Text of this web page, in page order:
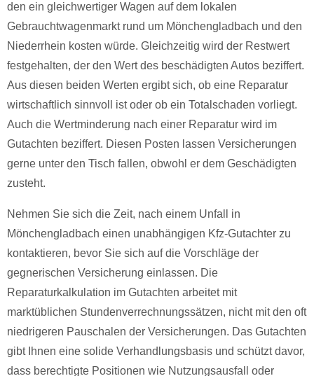
den ein gleichwertiger Wagen auf dem lokalen
Gebrauchtwagenmarkt rund um Mönchengladbach und den
Niederrhein kosten würde. Gleichzeitig wird der Restwert
festgehalten, der den Wert des beschädigten Autos beziffert.
Aus diesen beiden Werten ergibt sich, ob eine Reparatur
wirtschaftlich sinnvoll ist oder ob ein Totalschaden vorliegt.
Auch die Wertminderung nach einer Reparatur wird im
Gutachten beziffert. Diesen Posten lassen Versicherungen
gerne unter den Tisch fallen, obwohl er dem Geschädigten
zusteht.
Nehmen Sie sich die Zeit, nach einem Unfall in
Mönchengladbach einen unabhängigen Kfz-Gutachter zu
kontaktieren, bevor Sie sich auf die Vorschläge der
gegnerischen Versicherung einlassen. Die
Reparaturkalkulation im Gutachten arbeitet mit
marktüblichen Stundenverrechnungssätzen, nicht mit den oft
niedrigeren Pauschalen der Versicherungen. Das Gutachten
gibt Ihnen eine solide Verhandlungsbasis und schützt davor,
dass berechtigte Positionen wie Nutzungsausfall oder